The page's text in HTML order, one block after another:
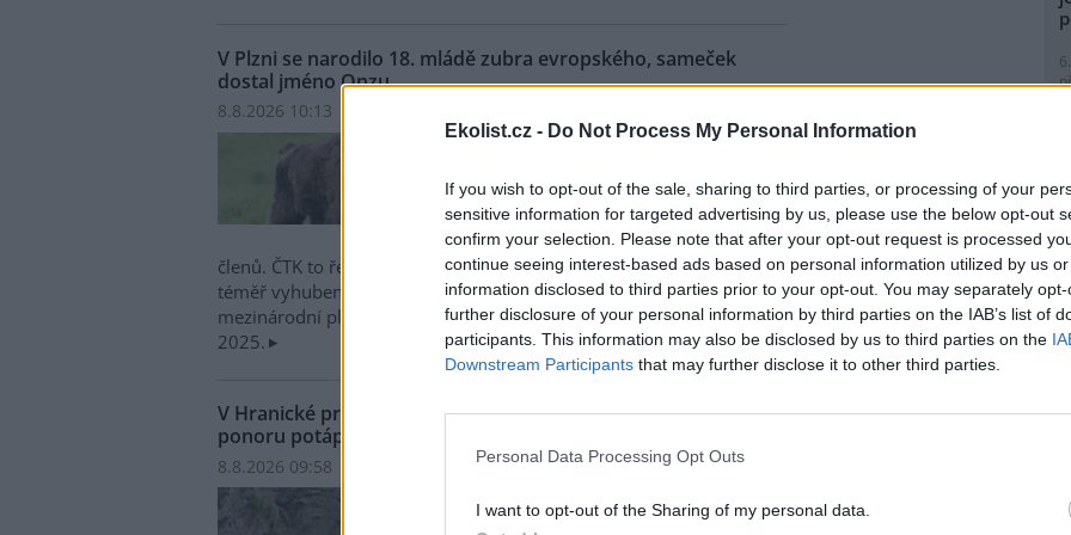
Ekolist.cz - Do Not Process My Personal Information
If you wish to opt-out of the sale, sharing to third parties, or processing of your
sensitive information for targeted advertising by us, please use the below opt-out
confirm your selection. Please note that after your opt-out request is processed
continue seeing interest-based ads based on personal information utilized by us
information disclosed to third parties prior to your opt-out. You may separately
further disclosure of your personal information by third parties on the IAB’s list of
participants. This information may also be disclosed by us to third parties on the
Downstream Participants that may further disclose it to other third parties.
Personal Data Processing Opt Outs
I want to opt-out of the Sharing of my personal data.
V Plzni se narodilo 18. mládě zubra evropského, sameček
dostal jméno Onzu
8.8.2026 10:13 | PLZEŇ (
V plzeňské zoologické zahradě se
evropského od roku 1997, kdy tato
zoo zubry chová. Sameček dostal
jméno Onzu. Stádo má teď pět
členů. ČTK to řekl mluvčí zahrady Martin Vobruba. Pro tento nedávno
téměř vyhubený druh největšího savce Evropy je vedena nejstarší
mezinárodní plemenná kniha a nedávno byla vydána nová za rok
2025.
V Hranické propasti na Přerovsku zemřel při průzkumném
ponoru potápěč
8.8.2026 09:58 | HRANICE ( Diskuse: 1
zatopené jeskyni na světě, zemřel